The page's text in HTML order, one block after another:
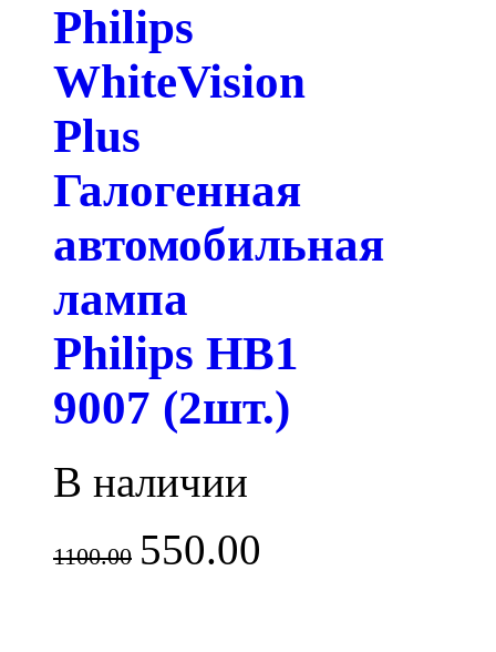
Philips
WhiteVision
Plus
Галогенная
автомобильная
лампа
Philips HB1
9007 (2шт.)
В наличии
1100.00 550.00